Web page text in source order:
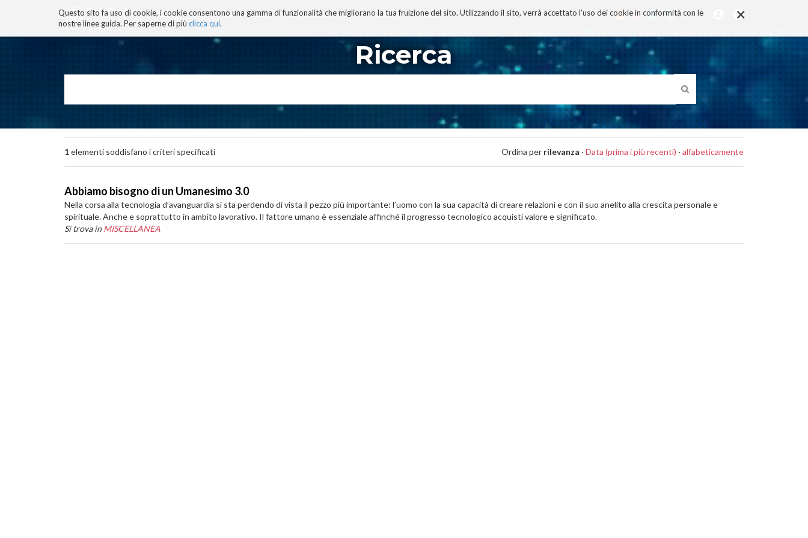
×
Questo sito fa uso di cookie, i cookie consentono una gamma di funzionalità che migliorano la tua fruizione del sito. Utilizzando il sito, verrà accettato l'uso dei cookie in conformità con le
nostre linee guida. Per saperne di più clicca qui.
BLOG TECNOCONSAPEVOLEZZA TECNOBIBLIOGRAFIA I MIEI LIBRI PROGETTO
navigazione
Ricerca
1elementi soddisfano i criteri specificati Ordina per rilevanza · Data (prima i più recenti) · alfabeticamente
Abbiamo bisogno di un Umanesimo 3.0
Nella corsa alla tecnologia d’avanguardia si sta perdendo di vista il pezzo più importante: l’uomo con la sua capacità di creare relazioni e con il suo anelito alla crescita personale e
spirituale. Anche e soprattutto in ambito lavorativo. Il fattore umano è essenziale affinché il progresso tecnologico acquisti valore e significato.
Si trova in MISCELLANEA